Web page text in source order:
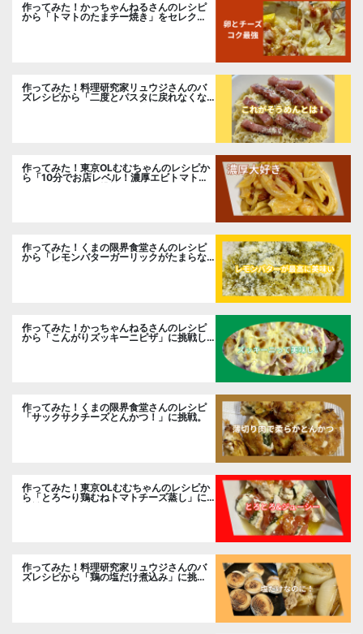
作ってみた！かっちゃんねるさんのレシピ
から「トマトのたまチー焼き」をセレク
作ってみた！料理研究家リュウジさんのバ
ズレシピから「二度とパスタに戻れなくな
作ってみた！東京OLむむちゃんのレシピか
ら「10分でお店レベル！濃厚エビトマトク
リームパスタ」に挑戦
作ってみた！くまの限界食堂さんのレシピ
から「レモンバターガーリックがたまらな
作ってみた！かっちゃんねるさんのレシピ
から「こんがりズッキーニピザ」に挑戦し
ました。
作ってみた！くまの限界食堂さんのレシピ
「サックサクチーズとんかつ！」に挑戦。
作ってみた！東京OLむむちゃんのレシピか
ら「とろ〜り鶏むねトマトチーズ蒸し」に
作ってみた！料理研究家リュウジさんのバ
ズレシピから「鶏の塩だけ煮込み」に挑